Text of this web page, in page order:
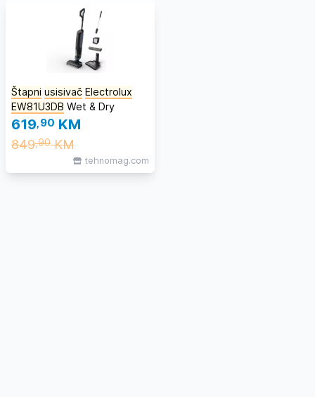
Štapni usisivač Electrolux
EW81U3DB Wet & Dry
619,90 KM
849,90KM
tehnomag.com